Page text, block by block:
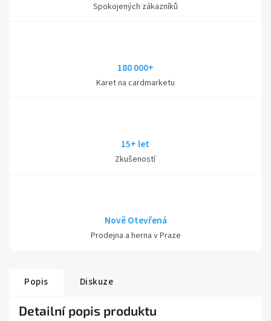
Spokojených zákazníků
180 000+
Karet na cardmarketu
15+ let
Zkušeností
Nově Otevřená
Prodejna a herna v Praze
Popis Diskuze
Detailní popis produktu